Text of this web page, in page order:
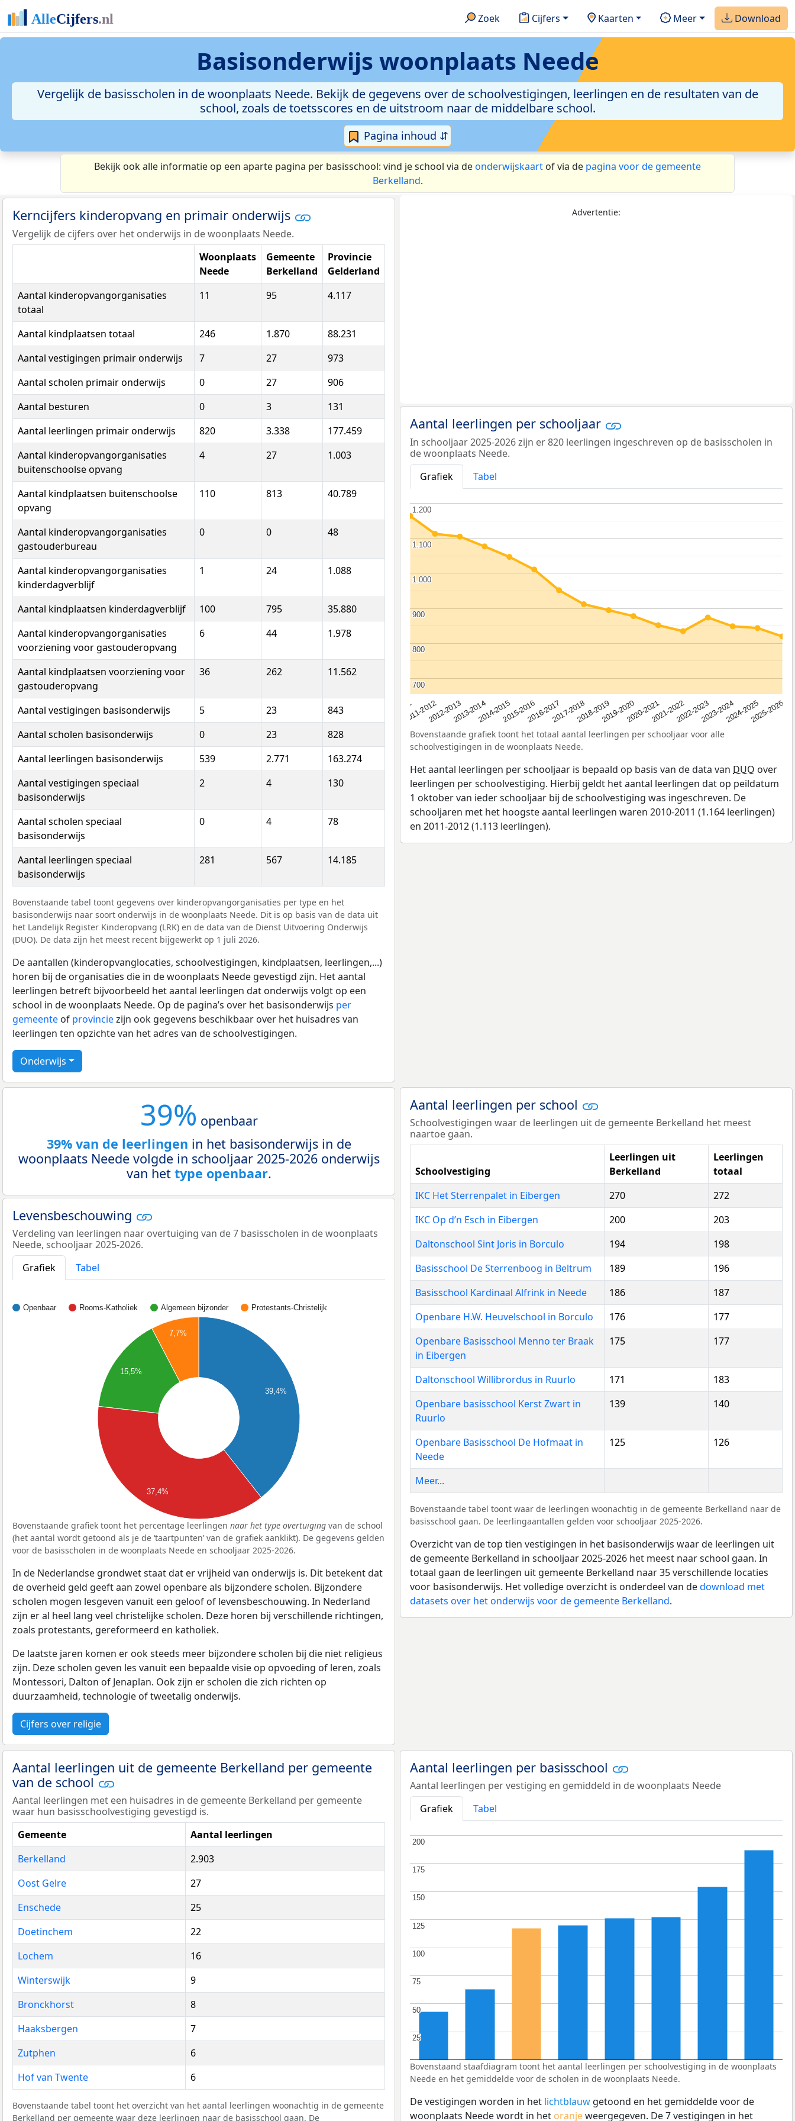
Zoek Cijfers Kaarten Meer Download
Basisonderwijs woonplaats Neede
Vergelijk de basisscholen in de woonplaats Neede. Bekijk de gegevens over de schoolvestigingen, leerlingen en de resultaten van de
school, zoals de toetsscores en de uitstroom naar de middelbare school.
Pagina inhoud ⇵
Bekijk ook alle informatie op een aparte pagina per basisschool: vind je school via deonderwijskaart of via de pagina voor de gemeente
Berkelland.
Kerncijfers kinderopvang en primair onderwijs
Vergelijk de cijfers over het onderwijs in de woonplaats Neede.
Woonplaats
Neede
Gemeente
Berkelland
Provincie
Gelderland
Aantal kinderopvangorganisaties
totaal
11 95 4.117
Aantal kindplaatsen totaal 246 1.870
88.231
Aantal vestigingen primair onderwijs
7 27
973
Aantal scholen primair onderwijs
0 27
906
Aantal besturen
0 3
131
Aantal leerlingen primair onderwijs
820 3.338
177.459
Aantal kinderopvangorganisaties
buitenschoolse opvang
4 27 1.003
Aantal kindplaatsen buitenschoolse
opvang
110 813 40.789
Aantal kinderopvangorganisaties
gastouderbureau
0 0 48
Aantal kinderopvangorganisaties
kinderdagverblijf
1 24 1.088
Aantal kindplaatsen kinderdagverblijf 100 795
35.880
Aantal kinderopvangorganisaties
voorziening voor gastouderopvang
6 44 1.978
Aantal kindplaatsen voorziening voor
gastouderopvang
36 262 11.562
Aantal vestigingen basisonderwijs 5 23
843
Aantal scholen basisonderwijs
0 23
828
Aantal leerlingen basisonderwijs
539 2.771
163.274
Aantal vestigingen speciaal
basisonderwijs
2 4 130
Aantal scholen speciaal
basisonderwijs
0 4 78
Aantal leerlingen speciaal
basisonderwijs
281 567 14.185
Bovenstaande tabel toont gegevens over kinderopvangorganisaties per type en het
basisonderwijs naar soort onderwijs in de woonplaats Neede. Dit is op basis van de data uit
het Landelijk Register Kinderopvang (LRK) en de data van de Dienst Uitvoering Onderwijs
(DUO). De data zijn het meest recent bijgewerkt op 1 juli 2026.
De aantallen (kinderopvanglocaties, schoolvestigingen, kindplaatsen, leerlingen,...)
horen bij de organisaties die in de woonplaats Neede gevestigd zijn. Het aantal
leerlingen betreft bijvoorbeeld het aantal leerlingen dat onderwijs volgt op een
school in de woonplaats Neede. Op de pagina’s over het basisonderwijs per
gemeente of provinciezijn ook gegevens beschikbaar over het huisadres van
leerlingen ten opzichte van het adres van de schoolvestigingen.
Onderwijs
Advertentie:
Aantal leerlingen per schooljaar
In schooljaar 2025-2026 zijn er 820 leerlingen ingeschreven op de basisscholen in
de woonplaats Neede.
Grafiek
Tabel
2010-20112011-20122012-20132013-20142014-20152015-20162016-20172017-20182018-20192019-20202020-20212021-20222022-20232023-20242024-20252025-2026
700
700
800
800
900
900
1.000
1.000
1.100
1.100
1.200
1.200
Bovenstaande grafiek toont het totaal aantal leerlingen per schooljaar voor alle
schoolvestigingen in de woonplaats Neede.
Het aantal leerlingen per schooljaar is bepaald op basis van de data van DUO over
leerlingen per schoolvestiging. Hierbij geldt het aantal leerlingen dat op peildatum
1 oktober van ieder schooljaar bij de schoolvestiging was ingeschreven. De
schooljaren met het hoogste aantal leerlingen waren 2010-2011 (1.164 leerlingen)
en 2011-2012 (1.113 leerlingen).
39% openbaar
39% van de leerlingen in het basisonderwijs in de
woonplaats Neede volgde in schooljaar 2025-2026 onderwijs
van het type openbaar.
Levensbeschouwing
Verdeling van leerlingen naar overtuiging van de 7 basisscholen in de woonplaats
Neede, schooljaar 2025-2026.
Grafiek
Tabel
Openbaar Rooms-Katholiek Algemeen bijzonder Protestants-Christelijk
39,4%
7,7%
15,5%
37,4%
Bovenstaande grafiek toont het percentage leerlingen naar het type overtuiging van de school
(het aantal wordt getoond als je de ‘taartpunten’ van de grafiek aanklikt). De gegevens gelden
voor de basisscholen in de woonplaats Neede en schooljaar 2025-2026.
In de Nederlandse grondwet staat dat er vrijheid van onderwijs is. Dit betekent dat
de overheid geld geeft aan zowel openbare als bijzondere scholen. Bijzondere
scholen mogen lesgeven vanuit een geloof of levensbeschouwing. In Nederland
zijn er al heel lang veel christelijke scholen. Deze horen bij verschillende richtingen,
zoals protestants, gereformeerd en katholiek.
De laatste jaren komen er ook steeds meer bijzondere scholen bij die niet religieus
zijn. Deze scholen geven les vanuit een bepaalde visie op opvoeding of leren, zoals
Montessori, Dalton of Jenaplan. Ook zijn er scholen die zich richten op
duurzaamheid, technologie of tweetalig onderwijs.
Cijfers over religie
Aantal leerlingen per school
Schoolvestigingen waar de leerlingen uit de gemeente Berkelland het meest
naartoe gaan.
Schoolvestiging
Leerlingen uit
Berkelland
Leerlingen
totaal
IKC Het Sterrenpalet in Eibergen
270
272
IKC Op d’n Esch in Eibergen
200
203
Daltonschool Sint Joris in Borculo
194
198
Basisschool De Sterrenboog in Beltrum
189
196
Basisschool Kardinaal Alfrink in Neede
186
187
Openbare H.W. Heuvelschool in Borculo
176
177
Openbare Basisschool Menno ter Braak
in Eibergen
175 177
Daltonschool Willibrordus in Ruurlo 171
183
Openbare basisschool Kerst Zwart in
Ruurlo
139 140
Openbare Basisschool De Hofmaat in
Neede
125 126
Meer...
Bovenstaande tabel toont waar de leerlingen woonachtig in de gemeente Berkelland naar de
basisschool gaan. De leerlingaantallen gelden voor schooljaar 2025-2026.
Overzicht van de top tien vestigingen in het basisonderwijs waar de leerlingen uit
de gemeente Berkelland in schooljaar 2025-2026 het meest naar school gaan. In
totaal gaan de leerlingen uit gemeente Berkelland naar 35 verschillende locaties
voor basisonderwijs. Het volledige overzicht is onderdeel van dedownload met
datasets over het onderwijs voor de gemeente Berkelland.
Aantal leerlingen uit de gemeente Berkelland per gemeente
van de school
Aantal leerlingen met een huisadres in de gemeente Berkelland per gemeente
waar hun basisschoolvestiging gevestigd is.
Gemeente
Aantal leerlingen
Berkelland
2.903
Oost Gelre
27
Enschede
25
Doetinchem
22
Lochem
16
Winterswijk
9
Bronckhorst
8
Haaksbergen
7
Zutphen
6
Hof van Twente
6
Bovenstaande tabel toont het overzicht van het aantal leerlingen woonachtig in de gemeente
Berkelland per gemeente waar deze leerlingen naar de basisschool gaan. De
Aantal leerlingen per basisschool
Aantal leerlingen per vestiging en gemiddeld in de woonplaats Neede
Grafiek
Tabel
25
25
50
50
75
75
100
100
125
125
150
150
175
175
200
200
Bovenstaand staafdiagram toont het aantal leerlingen per schoolvestiging in de woonplaats
Neede en het gemiddelde voor de scholen in de woonplaats Neede.
De vestigingen worden in het lichtblauw getoond en het gemiddelde voor de
woonplaats Neede wordt in het oranjeweergegeven. De 7 vestigingen in het